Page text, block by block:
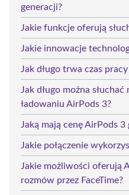
generacji?
Jakie funkcje oferują
Jakie innowacje
Jak długo trwa czas
Jak długo można
ładowaniu AirPods 3?
Jaką mają cenę AirPods 3
Jakie połączenie
Jakie możliwości oferują
rozmów przez FaceTime?